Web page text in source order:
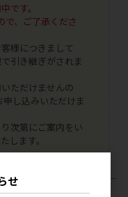
です。
で、ご了承くださ
様につきまして
引き継ぎがされま
ただけませんの
し込みいただけま
次第にご案内をい
します。
せ